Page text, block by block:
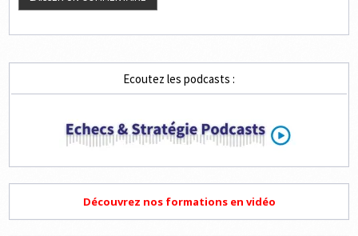
Ecoutez les podcasts :
Découvrez nos formations en vidéo